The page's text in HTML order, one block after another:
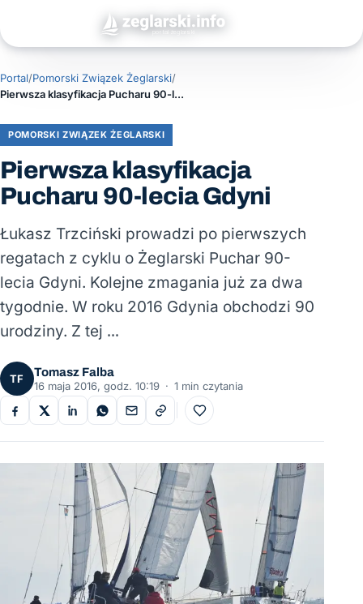
Portal/Pomorski Związek Żeglarski/
Pierwsza klasyfikacja Pucharu 90-lecia Gdyni
POMORSKI ZWIĄZEK ŻEGLARSKI
Pierwsza klasyfikacja
Pucharu 90-lecia Gdyni
Łukasz Trzciński prowadzi po pierwszych
regatach z cyklu o Żeglarski Puchar 90-
lecia Gdyni. Kolejne zmagania już za dwa
tygodnie. W roku 2016 Gdynia obchodzi 90
urodziny. Z tej …
TF
Tomasz Falba
16 maja 2016, godz. 10:19 · 1 min czytania
Do ulubionych